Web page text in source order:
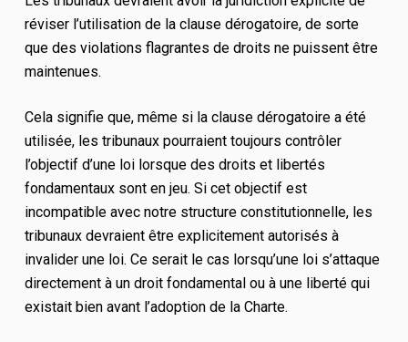
réviser l’utilisation de la clause dérogatoire, de sorte
que des violations flagrantes de droits ne puissent être
maintenues.
Cela signifie que, même si la clause dérogatoire a été
utilisée, les tribunaux pourraient toujours contrôler
l’objectif d’une loi lorsque des droits et libertés
fondamentaux sont en jeu. Si cet objectif est
incompatible avec notre structure constitutionnelle, les
tribunaux devraient être explicitement autorisés à
invalider une loi. Ce serait le cas lorsqu’une loi s’attaque
directement à un droit fondamental ou à une liberté qui
existait bien avant l’adoption de la Charte.